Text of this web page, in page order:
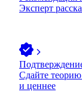
Эксперт
Сдайте теорию
и ценнее